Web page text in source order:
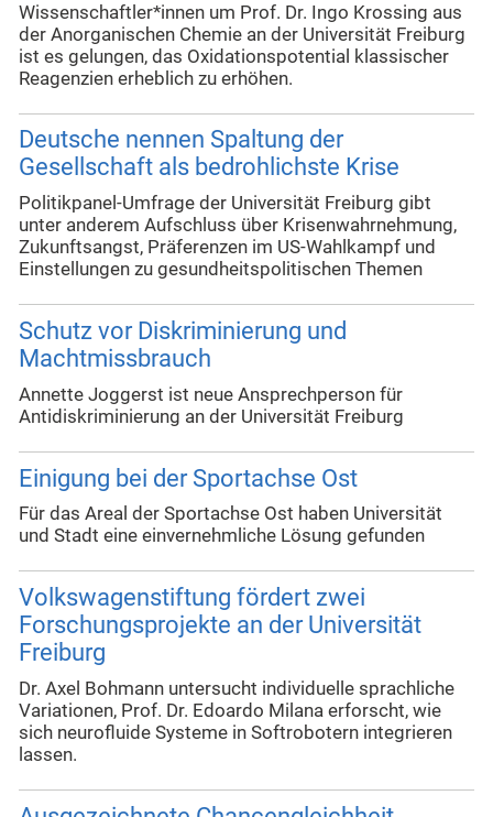
Wissenschaftler*innen um Prof. Dr. Ingo Krossing aus
der Anorganischen Chemie an der Universität Freiburg
ist es gelungen, das Oxidationspotential klassischer
Reagenzien erheblich zu erhöhen.
Deutsche nennen Spaltung der
Gesellschaft als bedrohlichste Krise
Politikpanel-Umfrage der Universität Freiburg gibt
unter anderem Aufschluss über Krisenwahrnehmung,
Zukunftsangst, Präferenzen im US-Wahlkampf und
Einstellungen zu gesundheitspolitischen Themen
Schutz vor Diskriminierung und
Machtmissbrauch
Annette Joggerst ist neue Ansprechperson für
Antidiskriminierung an der Universität Freiburg
Einigung bei der Sportachse Ost
Für das Areal der Sportachse Ost haben Universität
und Stadt eine einvernehmliche Lösung gefunden
Volkswagenstiftung fördert zwei
Forschungsprojekte an der Universität
Freiburg
Dr. Axel Bohmann untersucht individuelle sprachliche
Variationen, Prof. Dr. Edoardo Milana erforscht, wie
sich neurofluide Systeme in Softrobotern integrieren
lassen.